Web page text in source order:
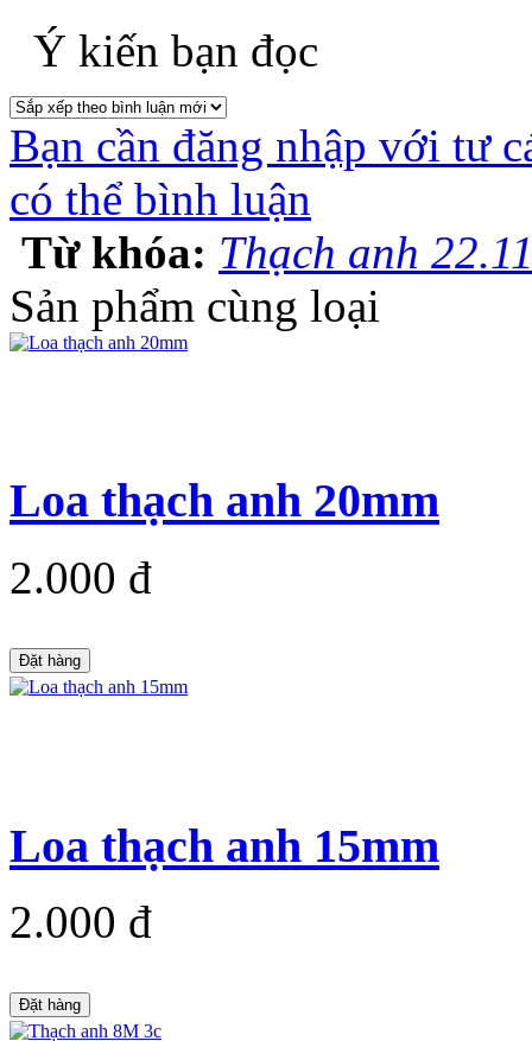
Ý kiến bạn đọc
Bạn cần đăng nhập với tư
có thể bình luận
Từ khóa: Thạch anh
Sản phẩm cùng loại
Loa thạch anh 20mm
2.000 đ
Đặt hàng
Loa thạch anh 15mm
2.000 đ
Đặt hàng